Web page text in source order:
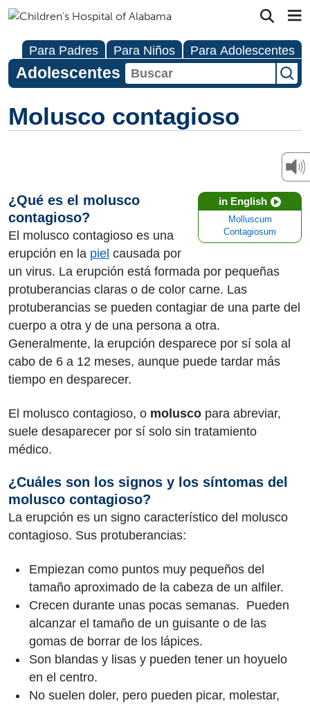
Para Padres Para Niños Para Adolescentes
Adolescentes
Molusco contagioso
in English
Molluscum
Contagiosum
¿Qué es el molusco
contagioso?
El molusco contagioso es una
erupción en la piel causada por
un virus. La erupción está formada por pequeñas
protuberancias claras o de color carne. Las
protuberancias se pueden contagiar de una parte del
cuerpo a otra y de una persona a otra.
Generalmente, la erupción desparece por sí sola al
cabo de 6 a 12 meses, aunque puede tardar más
tiempo en desparecer.
El molusco contagioso, o molusco para abreviar,
suele desaparecer por sí solo sin tratamiento
médico.
¿Cuáles son los signos y los síntomas del
molusco contagioso?
La erupción es un signo característico del molusco
contagioso. Sus protuberancias:
Empiezan como puntos muy pequeños del
tamaño aproximado de la cabeza de un alfiler.
Crecen durante unas pocas semanas. Pueden
alcanzar el tamaño de un guisante o de las
gomas de borrar de los lápices.
Son blandas y lisas y pueden tener un hoyuelo
en el centro.
No suelen doler, pero pueden picar, molestar,